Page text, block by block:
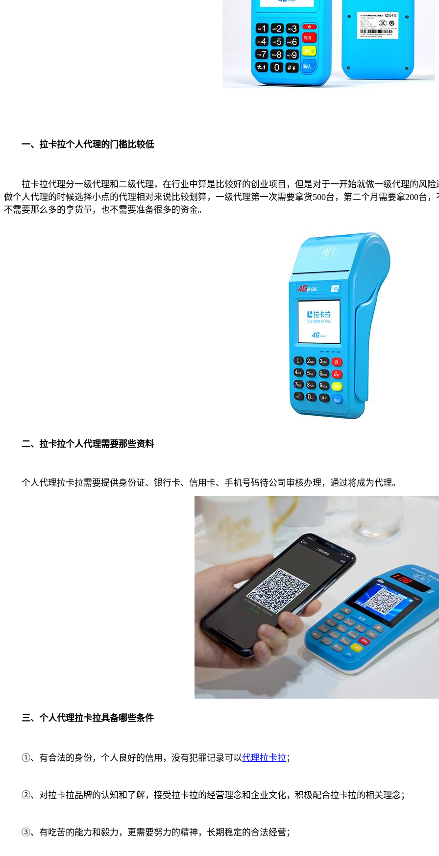
一、拉卡拉个人代理的门槛比较低
拉卡拉代理分一级代理和二级代理，在行业中算是比较好的创业项目，但是对于一开始就做一级代理的风险
做个人代理的时候选择小点的代理相对来说比较划算，一级代理第一次需要拿货500台，第二个月需要拿200台
不需要那么多的拿货量，也不需要准备很多的资金。
二、拉卡拉个人代理需要那些资料
个人代理拉卡拉需要提供身份证、银行卡、信用卡、手机号码待公司审核办理，通过将成为代理。
三、个人代理拉卡拉具备哪些条件
①、有合法的身份，个人良好的信用，没有犯罪记录可以代理拉卡拉；
②、对拉卡拉品牌的认知和了解，接受拉卡拉的经营理念和企业文化，积极配合拉卡拉的相关理念；
③、有吃苦的能力和毅力，更需要努力的精神，长期稳定的合法经营；